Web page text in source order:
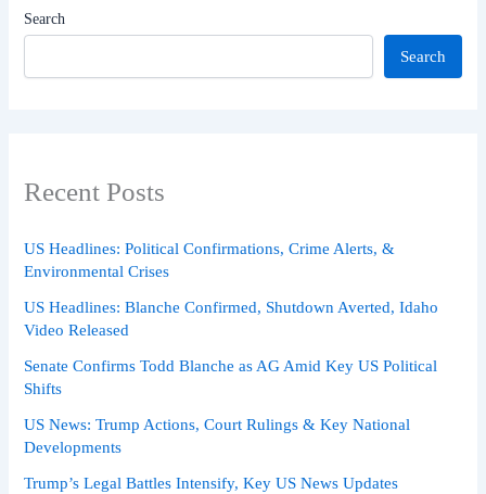
Search
Search
Recent Posts
US Headlines: Political Confirmations, Crime Alerts, &
Environmental Crises
US Headlines: Blanche Confirmed, Shutdown Averted, Idaho
Video Released
Senate Confirms Todd Blanche as AG Amid Key US Political
Shifts
US News: Trump Actions, Court Rulings & Key National
Developments
Trump’s Legal Battles Intensify, Key US News Updates